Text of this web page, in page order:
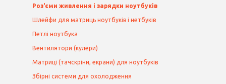
Роз'єми живлення і зарядки ноутбуків
Шлейфи для матриць ноутбуків і нетбуків
Петлі ноутбука
Вентилятори (кулери)
Матриці (тачскріни, екрани) для ноутбуків
Збірні системи для охолодження